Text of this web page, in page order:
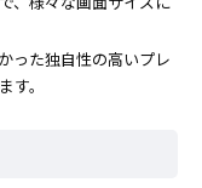
った独自性の高いプレ
。